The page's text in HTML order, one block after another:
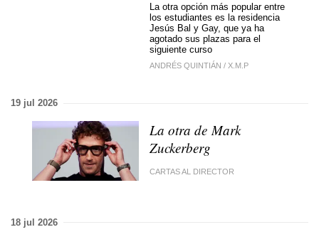
La otra opción más popular entre
los estudiantes es la residencia
Jesús Bal y Gay, que ya ha
agotado sus plazas para el
siguiente curso
ANDRÉS QUINTIÁN / X.M.P
19 jul 2026
La otra de Mark
Zuckerberg
CARTAS AL DIRECTOR
18 jul 2026